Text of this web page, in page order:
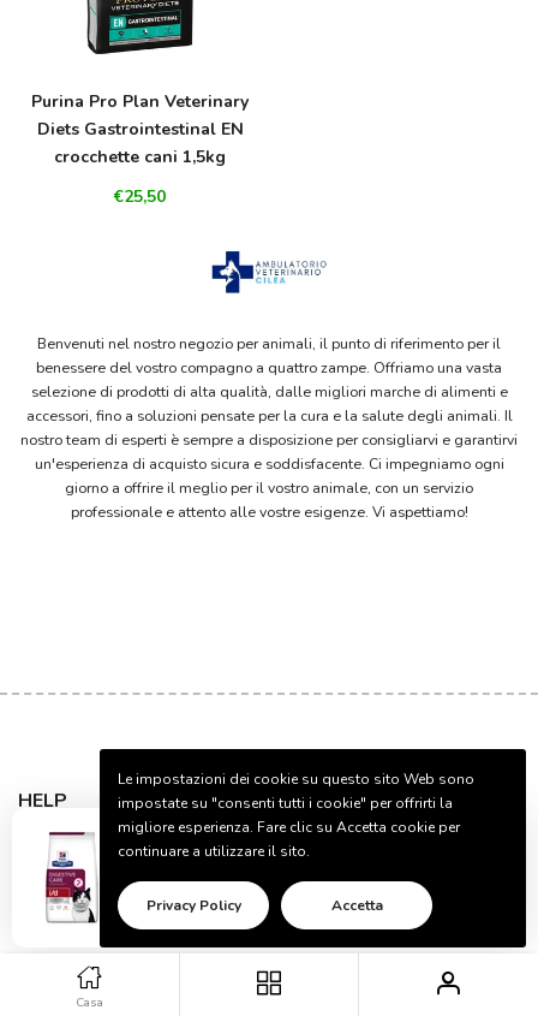
Purina Pro Plan Veterinary
Diets Gastrointestinal EN
crocchette cani 1,5kg
€25,50
Benvenuti nel nostro negozio per animali, il punto di riferimento per il
benessere del vostro compagno a quattro zampe. Offriamo una vasta
selezione di prodotti di alta qualità, dalle migliori marche di alimenti e
accessori, fino a soluzioni pensate per la cura e la salute degli animali. Il
nostro team di esperti è sempre a disposizione per consigliarvi e garantirvi
un'esperienza di acquisto sicura e soddisfacente. Ci impegniamo ogni
giorno a offrire il meglio per il vostro animale, con un servizio
professionale e attento alle vostre esigenze. Vi aspettiamo!
HELP
INFORMATION
COMPANY
Casa
Francesca haAcquistato!- DaPescara, Italia
Le impostazioni dei cookie su questo sito Web sono
impostate su "consenti tutti i cookie" per offrirti la
migliore esperienza. Fare clic su Accetta cookie per
continuare a utilizzare il sito.
Privacy Policy Accetta